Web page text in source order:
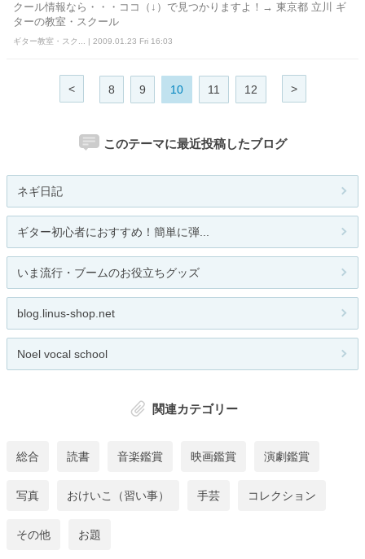
クール情報なら・・・ココ（↓）で見つかりますよ！→ 東京都 立川 ギ
ターの教室・スクール
ギター教室・スク... | 2009.01.23 Fri 16:03
< 8 9 10 11 12 >
このテーマに最近投稿したブログ
ネギ日記
ギター初心者におすすめ！簡単に弾...
いま流行・ブームのお役立ちグッズ
blog.linus-shop.net
Noel vocal school
関連カテゴリー
総合 読書 音楽鑑賞 映画鑑賞 演劇鑑賞
写真 おけいこ（習い事） 手芸 コレクション
その他 お題